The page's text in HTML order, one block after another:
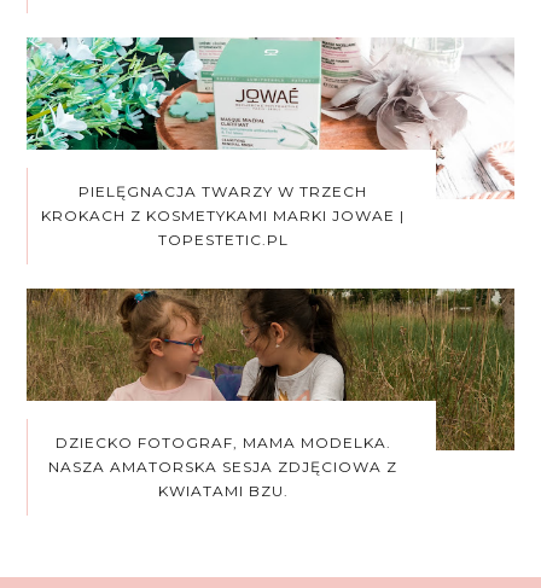
PIELĘGNACJA TWARZY W TRZECH
KROKACH Z KOSMETYKAMI MARKI JOWAE |
TOPESTETIC.PL
DZIECKO FOTOGRAF, MAMA MODELKA.
NASZA AMATORSKA SESJA ZDJĘCIOWA Z
KWIATAMI BZU.